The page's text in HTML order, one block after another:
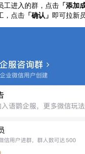
工进入的群，点击 「添加
，点击 「确认」 即可拉新